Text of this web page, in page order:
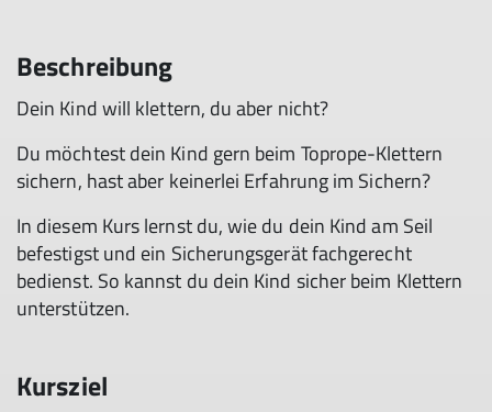
Beschreibung
Dein Kind will klettern, du aber nicht?​
Du möchtest dein Kind gern beim Toprope-Klettern
sichern, hast aber keinerlei Erfahrung im Sichern?​
In diesem Kurs lernst du, wie du dein Kind am Seil
befestigst und ein Sicherungsgerät fachgerecht
bedienst. So kannst du dein Kind sicher beim Klettern
unterstützen.​
Kursziel